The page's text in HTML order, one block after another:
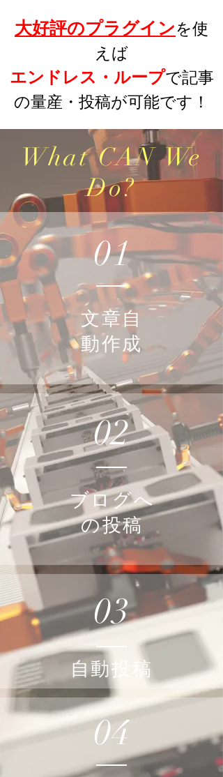
大好評のプラグインを使
えば
エンドレス・ループで記事
の量産 ​・投稿が可能です ！
What CAN We
Do?
01
文章自
動作成
02
ブログへ
の投稿
03
自動投稿
04